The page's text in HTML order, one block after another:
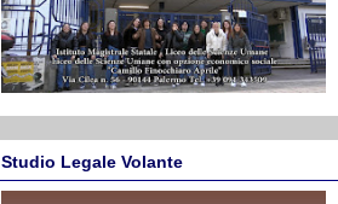
Studio Legale Volante